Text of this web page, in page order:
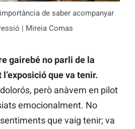
de saber acompanyar
| Mireia Comas
gairebé no parli de la
que va tenir.
però anàvem en pilot
emocionalment. No
que vaig tenir; va